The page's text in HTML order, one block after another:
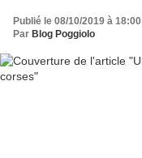
Publié le 08/10/2019 à 18:00
Par Blog Poggiolo